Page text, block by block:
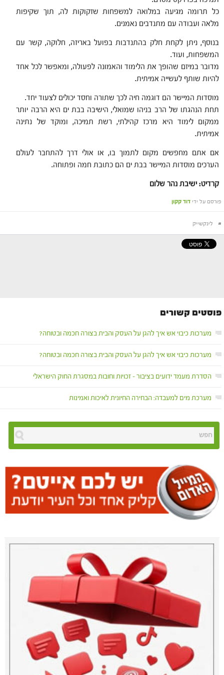
כל תרומה מגיעה במלואה למשפחות שזקוקות לה, תוך שקיפות
מלאה ועבודה עם מתנדבים נאמנים.
בנוסף, ניתן לקחת חלק בהתנדבות בפועל באריזה, חלוקה, קשר עם
המשפחות, ועוד.
מדובר במיזם שהופך את הלימוד והאמונה לפעולה, ומאפשר לכל אחד
להיות שותף לעשייה אמיתית.
מוסדות המיישר הם דוגמה חיה לכך שתורה וחסד יכולים לצעוד יחד.
תחת הנהגתו של הרב בניהו שמואלי, הישיבה בבת ים היא הרבה יותר
ממקום לימוד היא מרכז קהילתי, רשת תמיכה, ומוקד של נתינה
אמיתית.
אם אתם מחפשים מקום לתמוך בו, או אולי דרך להתחבר לעולם
הערכים מוסדות המיישר בבת ים הם כתובת חמה ופתוחה.
קרדיט: ישיבת נהר שלום
פורסם על ידי דוד קקון
# לינקשייק
פוסטים קשורים
מערכות כיבוי אש איך להגן על העסק והבית בצורה חכמה ובטוחה?
מערכות כיבוי אש איך להגן על העסק והבית בצורה חכמה ובטוחה?
הסדרת מעמד ידועים בציבור – זכויות וחובות במסגרת החוק הישראלי
מערכת מים למעבדה: הבחירה החיונית לאיכות ואמינות